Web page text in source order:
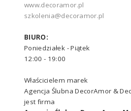
www.decoramor.pl
szkolenia@decoramor.pl
BIURO:
Poniedziałek - Piątek
12:00 - 19:00
Właścicielem marek
Agencja Ślubna DecorAmor &
jest firma